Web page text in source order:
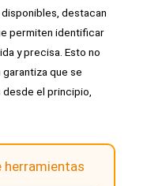
disponibles, destacan
permiten identificar
y precisa. Esto no
que se
el principio,
herramientas